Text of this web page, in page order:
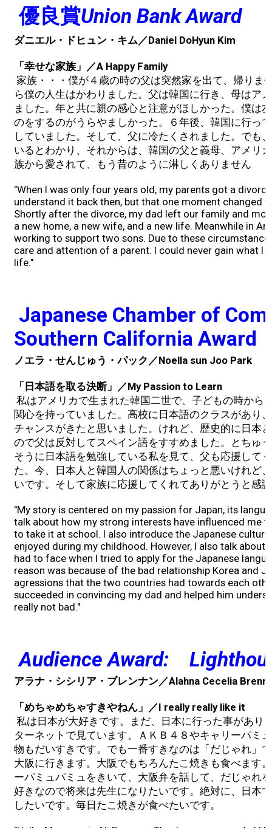
2019 Recipients
2018 Recipients
2017 Recipients
2016 Recipients
2015 Recipients
2014 Recipients
2013 Recipient
Special Event
Masashi Sada
Special Awards Presentation
2023 Awardees
2023 Sponsor
Sponsorship
Golf
What’s New
2008 ~ 2024
Donate
優良賞Union Bank Award
ダニエル・ドヒュン・キム／Daniel DoHyun Kim
「幸せな家族」／A Happy Family
家族・・・僕が４歳の時の父は突然家を出て、帰りま
ら僕の人生はかわりました。父は韓国に行き、母はア
ました。年と共に親の感心と注意がほしかった。僕は
のをするのがうらやましかった。６年後、韓国に行っ
していました。そして、父に冷たくされました。でも
いるとわかり、それからは、韓国の父と義母、アメリ
族から愛されて、もう昔のように淋しくありません
"When I was only four years old, my parents got a
understand it back then, but that one moment changed
Shortly after the divorce, my dad left our family and
a new home, a new wife, and a new life. Meanwhile in
working to support two sons. Due to these
care and attention of a parent. I could never gain what I
life."
Japanese Chamber of
Southern California Award
ノエラ・せんじゅう・パック／Noella sun Joo Park
「日本語を取る決断」／My Passion to Learn
私はアメリカで生まれた韓国二世で、子どもの時から
関心を持っていました。高校に日本語のクラスがあり
チャンスがきたと思いました。けれど、歴史的に日本
ので父は反対してスペイン語をすすめました。とちゅ
そうに日本語を勉強している私を見て、父も応援して
た。今、日本人と韓国人の関係はちょっと悪いけれど
いです。そして家族に応援してくれてありがとうと感
"My story is centered on my passion for Japan, its
talk about how my strong interests have influenced me
to take it at school. I also introduce the Japanese
enjoyed during my childhood. However, I also talk about
had to face when I tried to apply for the Japanese
reason was because of the bad relationship Korea and
agressions that the two countries had towards each
succeeded in convincing my dad and helped him
really not bad."
Audience Award:
アラナ・シシリア・ブレンナン／Alahna Cecelia
「めちゃめちゃすきやねん」／I really really like it
私は日本が大好きです。まだ、日本に行った事があり
ターネットで見ています。ＡＫＢ４８やキャリーパミ
物もだいすきです。でも一番すきなのは「だじゃれ」
大阪に行きます。大阪でもちろんたこ焼きも食べます
ーパミュパミュをきいて、大阪弁を話して、だじゃれ
好きなので将来は先生になりたいです。絶対に、日本
したいです。毎日たこ焼きが食べたいです。